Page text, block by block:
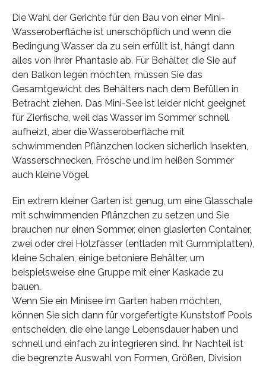
Die Wahl der Gerichte für den Bau von einer Mini-
Wasseroberfläche ist unerschöpflich und wenn die
Bedingung Wasser da zu sein erfüllt ist, hängt dann
alles von Ihrer Phantasie ab. Für Behälter, die Sie auf
den Balkon legen möchten, müssen Sie das
Gesamtgewicht des Behälters nach dem Befüllen in
Betracht ziehen. Das Mini-See ist leider nicht geeignet
für Zierfische, weil das Wasser im Sommer schnell
aufheizt, aber die Wasseroberfläche mit
schwimmenden Pflänzchen locken sicherlich Insekten,
Wasserschnecken, Frösche und im heißen Sommer
auch kleine Vögel.
Ein extrem kleiner Garten ist genug, um eine Glasschale
mit schwimmenden Pflänzchen zu setzen und Sie
brauchen nur einen Sommer, einen glasierten Container,
zwei oder drei Holzfässer (entladen mit Gummiplatten),
kleine Schalen, einige betoniere Behälter, um
beispielsweise eine Gruppe mit einer Kaskade zu
bauen.
Wenn Sie ein Minisee im Garten haben möchten,
können Sie sich dann für vorgefertigte Kunststoff Pools
entscheiden, die eine lange Lebensdauer haben und
schnell und einfach zu integrieren sind. Ihr Nachteil ist
die begrenzte Auswahl von Formen, Größen, Division